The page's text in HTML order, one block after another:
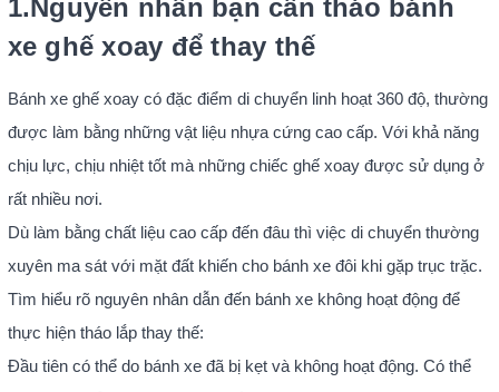
1.Nguyên nhân bạn cần tháo bánh
xe ghế xoay để thay thế
Bánh xe ghế xoay có đặc điểm di chuyển linh hoạt 360 độ, thường
được làm bằng những vật liệu nhựa cứng cao cấp. Với khả năng
chịu lực, chịu nhiệt tốt mà những chiếc ghế xoay được sử dụng ở
rất nhiều nơi.
Dù làm bằng chất liệu cao cấp đến đâu thì việc di chuyển thường
xuyên ma sát với mặt đất khiến cho bánh xe đôi khi gặp trục trặc.
Tìm hiểu rõ nguyên nhân dẫn đến bánh xe không hoạt động để
thực hiện tháo lắp thay thế:
Đầu tiên có thể do bánh xe đã bị kẹt và không hoạt động. Có thể